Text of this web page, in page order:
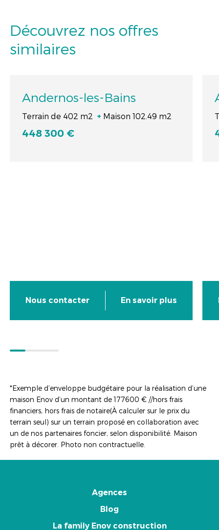
Découvrez nos offres
similaires
Andernos-les-Bains
Terrain de 402 m2 + Maison 102.49 m2
448 300 €
Nous contacter En savoir plus
*Exemple d’enveloppe budgétaire pour la réalisation d’une
maison Enov d’un montant de 177600 € //hors frais
financiers, hors frais de notaire(À calculer sur le prix du
terrain seul) sur un terrain proposé en collaboration avec
un de nos partenaires foncier, selon disponibilité. Maison
prêt à décorer. Photo non contractuelle.
Agences
Blog
La family Enov construction